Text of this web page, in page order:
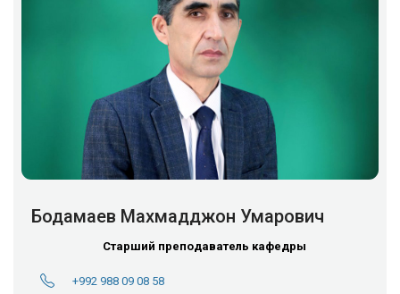
Бодамаев Махмадджон Умарович
Старший преподаватель кафедры
+992 988 09 08 58